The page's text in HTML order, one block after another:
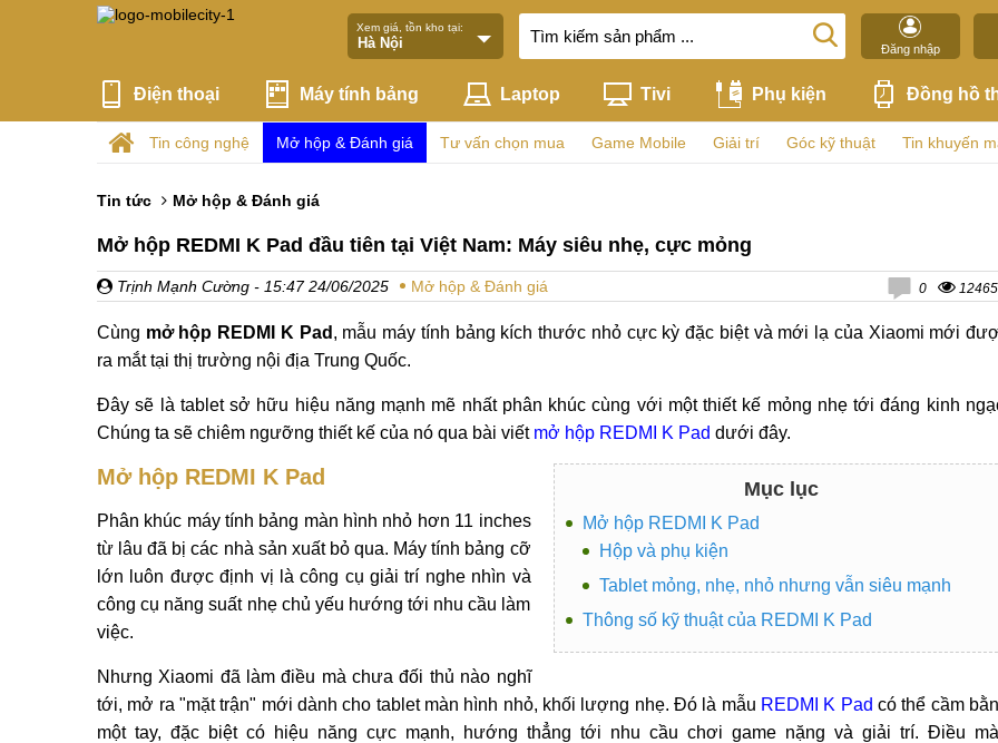
Xem giá, tồn kho tại:
Đăng nhập
Điện thoại Máy tính bảng Laptop Tivi Phụ kiện Đồng hồ
Tin công nghệ Mở hộp & Đánh giá Tư vấn chọn mua Game Mobile Giải trí Góc kỹ thuật Tin khuyến
Tin tức Mở hộp & Đánh giá
Mở hộp REDMI K Pad đầu tiên tại Việt Nam: Máy siêu nhẹ, cực mỏng
Trịnh Mạnh Cường - 15:47 24/06/2025 Mở hộp & Đánh giá 0 12465
Cùng mở hộp REDMI K Pad , mẫu máy tính bảng kích thước nhỏ cực kỳ đặc biệt và mới lạ của Xiaomi mới
ra mắt tại thị trường nội địa Trung Quốc.
Đây sẽ là tablet sở hữu hiệu năng mạnh mẽ nhất phân khúc cùng với một thiết kế mỏng nhẹ tới đáng kinh
Chúng ta sẽ chiêm ngưỡng thiết kế của nó qua bài viết mở hộp REDMI K Pad dưới đây.
Mục lục
Mở hộp REDMI K Pad
Hộp và phụ kiện
Tablet mỏng, nhẹ, nhỏ nhưng vẫn siêu mạnh
Thông số kỹ thuật của REDMI K Pad
Mở hộp REDMI K Pad
Phân khúc máy tính bảng màn hình nhỏ hơn 11 inches
từ lâu đã bị các nhà sản xuất bỏ qua. Máy tính bảng cỡ
lớn luôn được định vị là công cụ giải trí nghe nhìn và
công cụ năng suất nhẹ chủ yếu hướng tới nhu cầu làm
việc.
Nhưng Xiaomi đã làm điều mà chưa đối thủ nào nghĩ
tới, mở ra "mặt trận" mới dành cho tablet màn hình nhỏ, khối lượng nhẹ. Đó là mẫu REDMI K Pad có thể cầm
một tay, đặc biệt có hiệu năng cực mạnh, hướng thẳng tới nhu cầu chơi game nặng và giải trí. Điều